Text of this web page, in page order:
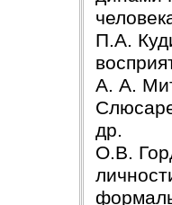
П.А.
А. А.
др.
О.В.